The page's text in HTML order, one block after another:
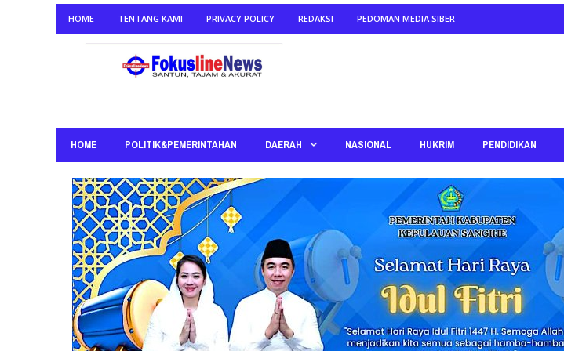
HOME TENTANG KAMI PRIVACY POLICY REDAKSI PEDOMAN MEDIA SIBER
HOME POLITIK&PEMERINTAHAN DAERAH NASIONAL HUKRIM PENDIDIKAN